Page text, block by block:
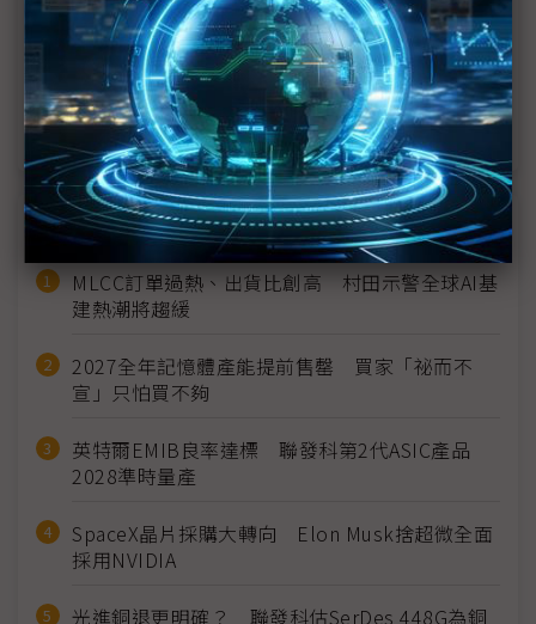
Artemis II成功發射 逾半世紀後美國再探月球
睽違半世紀載人繞月啟航 NASA阿提米絲2號定檔4
月1日
近７天熱門報導
MLCC訂單過熱、出貨比創高 村田示警全球AI基
建熱潮將趨緩
2027全年記憶體產能提前售罄 買家「祕而不
宣」只怕買不夠
英特爾EMIB良率達標 聯發科第2代ASIC產品
2028準時量產
SpaceX晶片採購大轉向 Elon Musk捨超微全面
採用NVIDIA
光進銅退更明確？ 聯發科估SerDes 448G為銅